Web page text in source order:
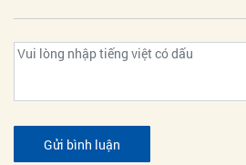
Gửi bình luận